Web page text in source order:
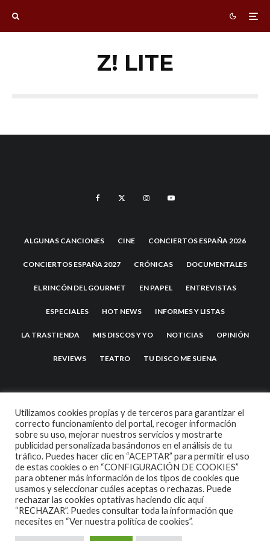
Z! LITE
ALGUNAS CANCIONES CINE CONCIERTOS ESPAÑA 2026
CONCIERTOS ESPAÑA 2027 CRÓNICAS DOCUMENTALES
EL RINCÓN DEL GOURMET EN PAPEL ENTREVISTAS
ESPECIALES HOT NEWS INFORMES Y LISTAS
LA TRASTIENDA MIS DISCOS Y YO NOTICIAS OPINIÓN
REVIEWS TEATRO TU DISCO ME SUENA
2007 COPYRIGHT -CODETIPITHEME
Utilizamos cookies propias y de terceros para garantizar el
correcto funcionamiento del portal, recoger información
sobre su uso, mejorar nuestros servicios y mostrarte
publicidad personalizada basándonos en el análisis de tu
tráfico. Puedes hacer clic en “ACEPTAR” para permitir el uso
de estas cookies o en “CONFIGURACIÓN DE COOKIES”
para obtener más información de los tipos de cookies que
usamos y seleccionar cuáles aceptas o rechazas. Puede
rechazar las cookies optativas haciendo clic aquí
“RECHAZAR”. Puedes consultar toda la información que
necesites en “Ver nuestra política de cookies”.